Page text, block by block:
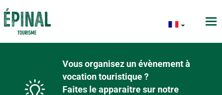
Vous organisez un évènement à
vocation touristique ?
Faites le apparaitre sur notre